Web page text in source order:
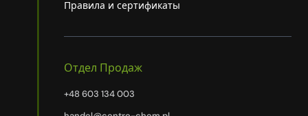
Правила и сертификаты
Отдел Продаж
+48 603 134 003